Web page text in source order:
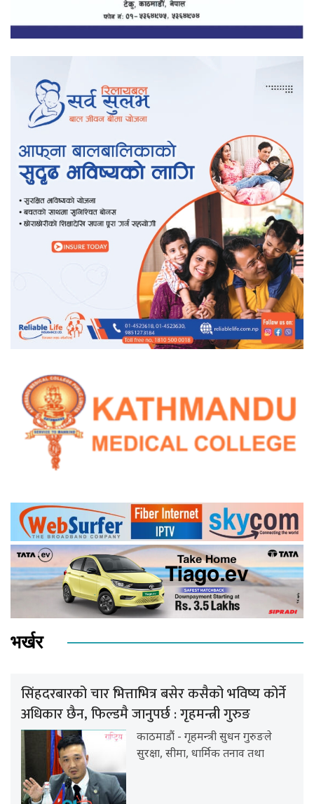
भर्खर
सिंहदरबारको चार भित्ताभित्र बसेर कसैको भविष्य कोर्ने
अधिकार छैन, फिल्डमै जानुपर्छ : गृहमन्त्री गुरुङ
काठमाडौं - गृहमन्त्री सुधन गुरुङले
सुरक्षा, सीमा, धार्मिक तनाव तथा